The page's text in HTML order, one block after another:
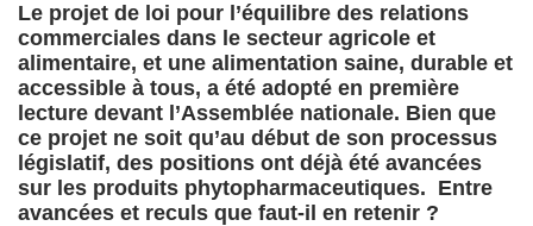
Le projet de loi pour l’équilibre des relations
commerciales dans le secteur agricole et
alimentaire, et une alimentation saine, durable et
accessible à tous, a été adopté en première
lecture devant l’Assemblée nationale. Bien que
ce projet ne soit qu’au début de son processus
législatif, des positions ont déjà été avancées
sur les produits phytopharmaceutiques. Entre
avancées et reculs que faut-il en retenir ?